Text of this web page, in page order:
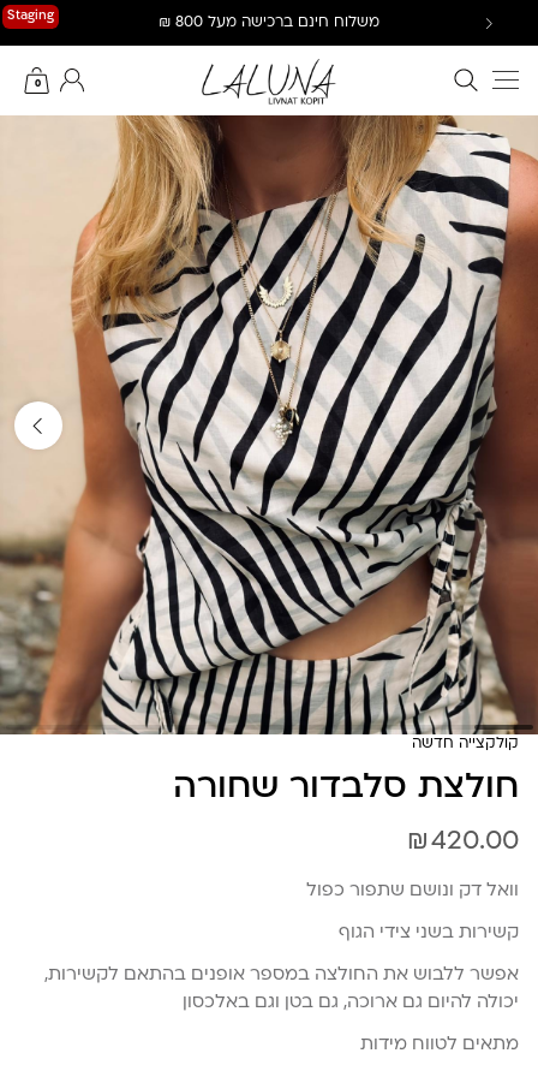
Staging משלוח חינם ברכישה מעל 800 ₪
חיפוש באתר
0
החשבון שלי
קולקצייה חדשה
חולצת סלבדור שחורה
₪420.00
וואל דק ונושם שתפור כפול
קשירות בשני צידי הגוף
אפשר ללבוש את החולצה במספר אופנים בהתאם לקשירות,
יכולה להיום גם ארוכה, גם בטן וגם באלכסון
מתאים לטווח מידות